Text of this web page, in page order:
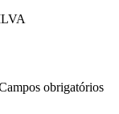
obrigatórios